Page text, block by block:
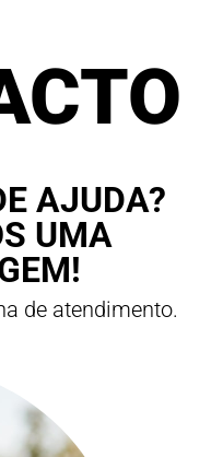
AJUDA?
UMA
de atendimento.